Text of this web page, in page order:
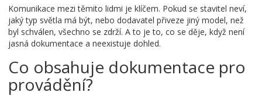
Komunikace mezi těmito lidmi je klíčem. Pokud se stavitel neví,
jaký typ světla má být, nebo dodavatel přiveze jiný model, než
byl schválen, všechno se zdrží. A to je to, co se děje, když není
jasná dokumentace a neexistuje dohled.
Co obsahuje dokumentace pro
provádění?